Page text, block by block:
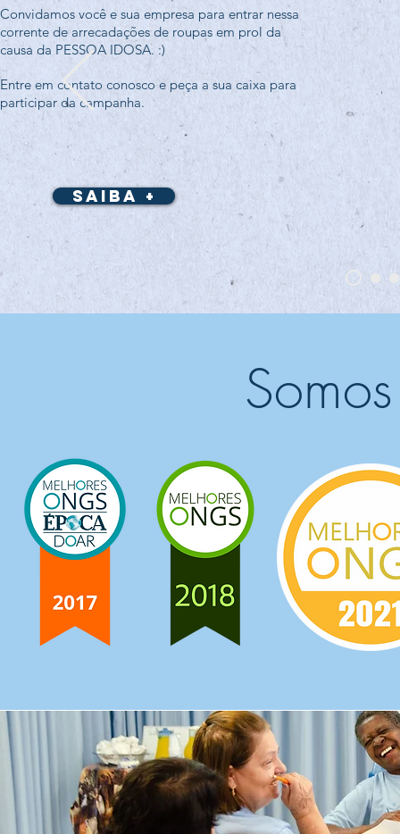
Convidamos você e sua empresa para entrar nessa
corrente de arrecadações de roupas em prol da
causa da PESSOA IDOSA. :)
Entre em contato conosco e peça a sua caixa para
participar da campanha.
Saiba +